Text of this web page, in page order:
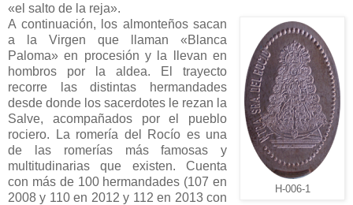
«el salto de la reja».
H-006-1
A continuación, los almonteños sacan
a la Virgen que llaman «Blanca
Paloma» en procesión y la llevan en
hombros por la aldea. El trayecto
recorre las distintas hermandades
desde donde los sacerdotes le rezan la
Salve, acompañados por el pueblo
rociero. La romería del Rocío es una
de las romerías más famosas y
multitudinarias que existen. Cuenta
con más de 100 hermandades (107 en
2008 y 110 en 2012 y 112 en 2013 con